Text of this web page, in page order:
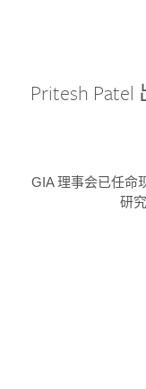
Pritesh
GIA 理事会已任命
研